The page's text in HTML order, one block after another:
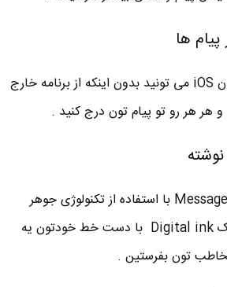
ها
در نسخه جدید پیام رسان iOS می تونید بدون اینکه از برنامه خارج
هر هر رو تو پیام تون درج کنید .
در نسخه جدید برنامه Messages با استفاده از تکنولوژی جوهر
دیجیتال یا دیجیتال اینک Digital ink با دست خط خودتون یه
تون بفرستین .